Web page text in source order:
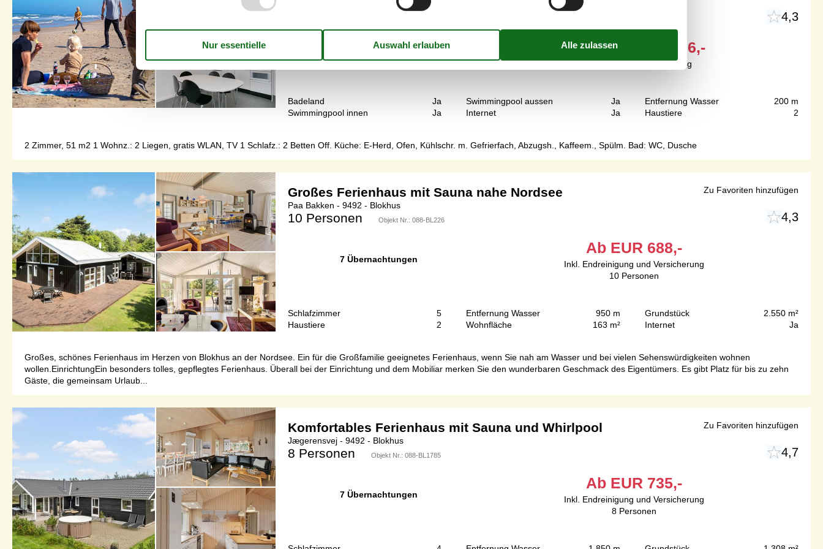
4,3
Ab 696,-
Inkl. Endreinigung
Badeland
Ja
Swimmingpool innen
Ja
Swimmingpool aussen
Ja
Internet
Ja
Entfernung Wasser
200 m
Haustiere
2
2 Zimmer, 51 m2 1 Wohnz.: 2 Liegen, gratis WLAN, TV 1 Schlafz.: 2 Betten Off. Küche: E-Herd, Ofen, Kühlschr. m. Gefrierfach, Abzugsh., Kaffeem., Spülm. Bad: WC, Dusche
Großes Ferienhaus mit Sauna nahe Nordsee
Paa Bakken - 9492 - Blokhus
10 Personen Objekt Nr.: 088-BL226 4,3
7 Übernachtungen
Ab EUR 688,-
Inkl. Endreinigung und Versicherung
10 Personen
Schlafzimmer
5
Haustiere
2
Entfernung Wasser
950 m
Wohnfläche
163 m²
Grundstück
2.550 m²
Internet
Ja
Großes, schönes Ferienhaus im Herzen von Blokhus an der Nordsee. Ein für die Großfamilie geeignetes Ferienhaus, wenn Sie nah am Wasser und bei vielen Sehenswürdigkeiten wohnen
wollen.EinrichtungEin besonders tolles, gepflegtes Ferienhaus. Überall bei der Einrichtung und dem Mobiliar merken Sie den wunderbaren Geschmack des Eigentümers. Es gibt Platz für bis zu zehn
Gäste, die gemeinsam Urlaub...
Zu Favoriten hinzufügen
Komfortables Ferienhaus mit Sauna und Whirlpool
Jægerensvej - 9492 - Blokhus
8 Personen Objekt Nr.: 088-BL1785 4,7
7 Übernachtungen
Ab EUR 735,-
Inkl. Endreinigung und Versicherung
8 Personen
Zu Favoriten hinzufügen